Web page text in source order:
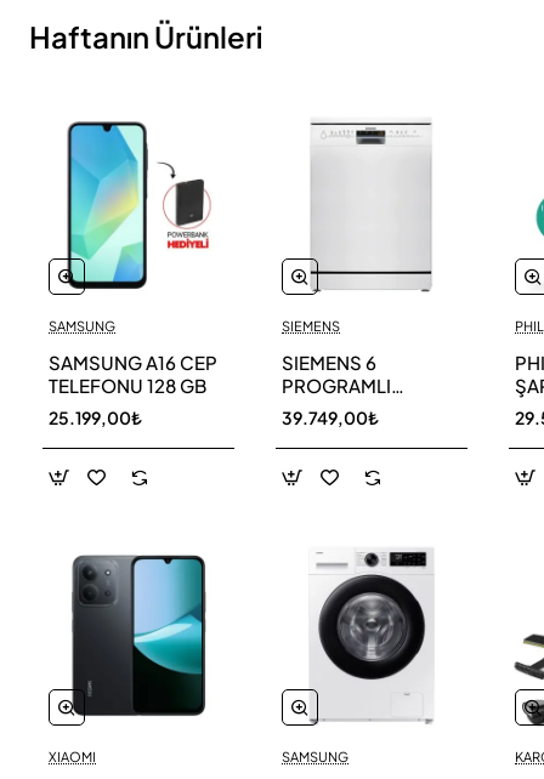
Haftanın Ürünleri
SAMSUNG
SAMSUNG A16 CEP
TELEFONU 128 GB
25.199,00₺
XIAOMI
SIEMENS
SIEMENS 6
PROGRAMLI
BULAŞIK MAKİNESİ
SN216W00DT
39.749,00₺
SAMSUNG
11